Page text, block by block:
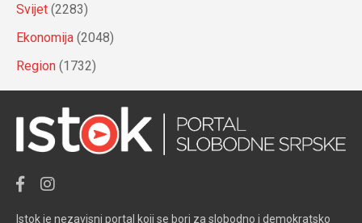
Svijet (2283)
Ekonomija (2048)
Region (1732)
Istok je nezavisni portal koji se bori za slobodno i demokratsko